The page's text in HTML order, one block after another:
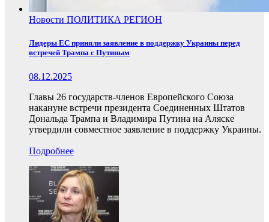
Новости ПОЛИТИКА РЕГИОН
Лидеры ЕС приняли заявление в поддержку Украины перед
встречей Трампа с Путиным
08.12.2025
Главы 26 государств-членов Европейского Союза
накануне встречи президента Соединенных Штатов
Дональда Трампа и Владимира Путина на Аляске
утвердили совместное заявление в поддержку Украины.
Подробнее